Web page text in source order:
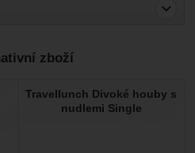
žádná recenze.
zboží
Travellunch Divoké houby s
nudlemi Single